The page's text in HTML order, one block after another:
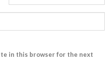
in this browser for the next